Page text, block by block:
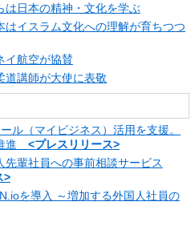
日本の精神・文化を学ぶ
イスラム文化への理解が育ちつつ
イ航空が協賛
道講師が大使に表敬
ル（マイビジネス）活用を支援。
進 <プレスリリース>
輩社員への事前相談サービス
>
を導入 ～増加する外国人社員の